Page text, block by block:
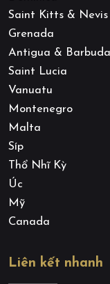
Saint Kitts & Nevis
Grenada
Antigua & Barbuda
Saint Lucia
Vanuatu
Montenegro
Malta
Síp
Thổ Nhĩ Kỳ
Úc
Mỹ
Canada
Liên kết nhanh